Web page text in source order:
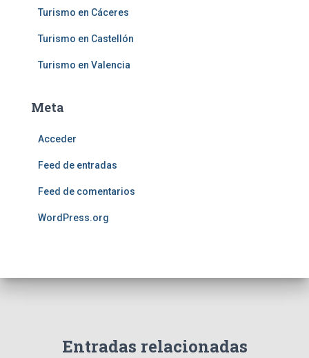
Turismo en Cáceres
Turismo en Castellón
Turismo en Valencia
Meta
Acceder
Feed de entradas
Feed de comentarios
WordPress.org
Entradas relacionadas